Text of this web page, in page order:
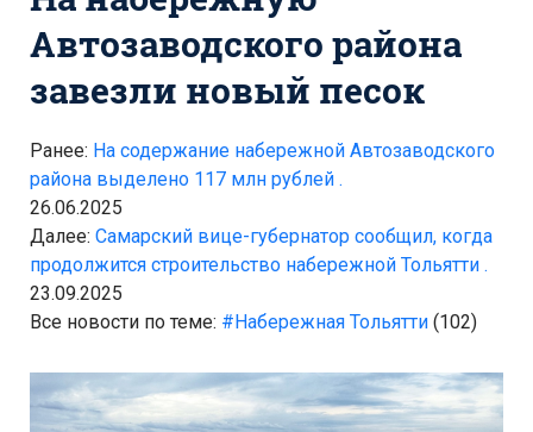
Набережная Тольятти
Неделя Тольятти
Автозаводского района
завезли новый песок
Ранее: На содержание набережной Автозаводского
района выделено 117 млн рублей .
26.06.2025
Далее: Самарский вице-губернатор сообщил, когда
продолжится строительство набережной Тольятти .
23.09.2025
Все новости по теме: #Набережная Тольятти (102)